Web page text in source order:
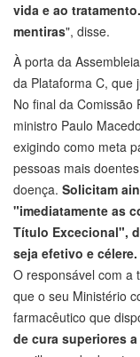
vida e ao
mentiras", disse.
À porta da
da Plataforma C, que
No final da Comissão
ministro Paulo
exigindo como meta
pessoas mais
doença. Solicitam
"imediatamente as
Título Excecional",
seja efetivo e célere.
O responsável com a
que o seu Ministério
farmacêutico que
de cura superiores a